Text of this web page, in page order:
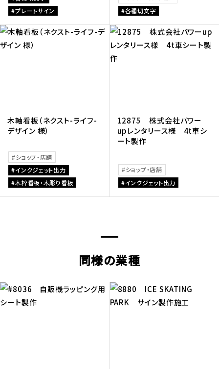
プレートサイン
各種切文字
木軸看板（ネクスト-ライフ-
デザイン 様）
ショップ・店舗
インクジェット出力
木枠看板・木彫り看板
12875 株式会社パワー
upレンタリース様 4t車シ
ート製作
ショップ・店舗
インクジェット出力
同様の業種